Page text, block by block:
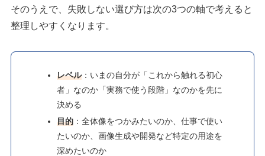
そのうえで、失敗しない選び方は次の3つの軸で考えると
整理しやすくなります。
レベル：いまの自分が「これから触れる初心
者」なのか「実務で使う段階」なのかを先に
決める
目的 ：全体像をつかみたいのか、仕事で使い
たいのか、画像生成や開発など特定の用途を
深めたいのか